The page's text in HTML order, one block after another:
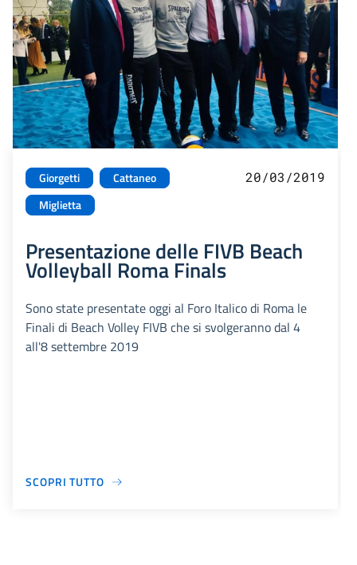
Giorgetti
Cattaneo
Miglietta
20/03/2019
Presentazione delle FIVB Beach
Volleyball Roma Finals
Sono state presentate oggi al Foro Italico di Roma le
Finali di Beach Volley FIVB che si svolgeranno dal 4
all'8 settembre 2019
SCOPRI TUTTO